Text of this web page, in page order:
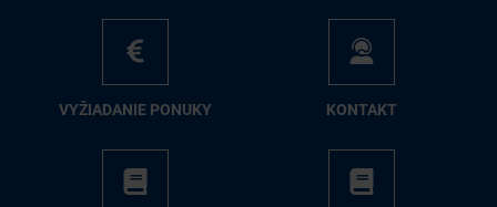
VY­ŽIA­DA­NIE PO­NU­KY KON­TAKT